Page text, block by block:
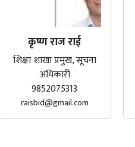
कृष्ण राज राई
शिक्षा शाखा प्रमुख, सूचना
अधिकारी
9852075313
raisbid@gmail.com